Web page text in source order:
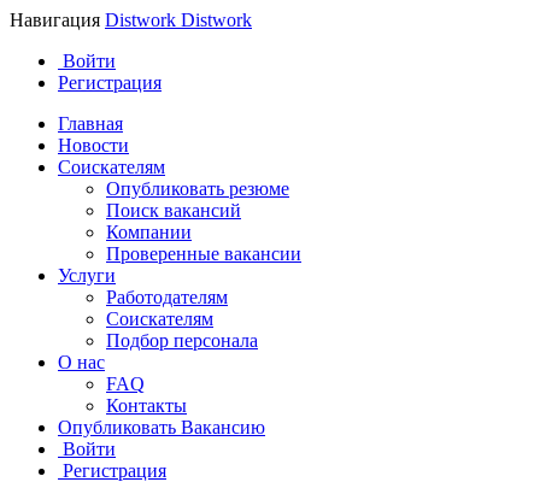
Навигация Distwork Distwork
Войти
Регистрация
Главная
Новости
Соискателям
Опубликовать резюме
Поиск вакансий
Компании
Проверенные вакансии
Услуги
Работодателям
Соискателям
Подбор персонала
О нас
FAQ
Контакты
Опубликовать Вакансию
Войти
Регистрация